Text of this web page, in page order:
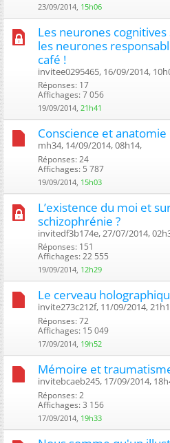
23/09/2014, 15h06
Les neurones
les neurones
café !
invitee0295465, 16/09/2014,
Réponses: 17
Affichages: 7 056
19/09/2014, 21h41
Conscience et anatomie
mh34, 14/09/2014, 08h14, ‎
Réponses: 24
Affichages: 5 787
19/09/2014, 15h03
L’existence du moi et
schizophrénie ?
invitedf3b174e, 27/07/2014,
Réponses: 151
Affichages: 22 555
19/09/2014, 12h29
Le cerveau
invite273c212f, 11/09/2014,
Réponses: 72
Affichages: 15 049
17/09/2014, 19h52
Mémoire et
invitebcaeb245, 17/09/2014,
Réponses: 2
Affichages: 3 156
17/09/2014, 19h33